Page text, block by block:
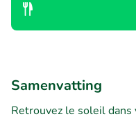
Samenvatting
Retrouvez le soleil